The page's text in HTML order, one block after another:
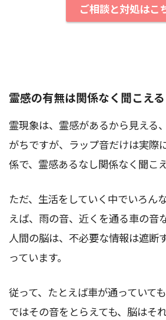
ご相談と対処はこ
霊感の有無は関係なく聞こえる
霊現象は、霊感があるから見える
がちですが、ラップ音だけは実際
係で、霊感あるなし関係なく聞こえ
ただ、生活をしていく中でいろん
えば、雨の音、近くを通る車の音
人間の脳は、不必要な情報は遮断
っています。
従って、たとえば車が通っていて
ではその音をとらえても、脳はそ